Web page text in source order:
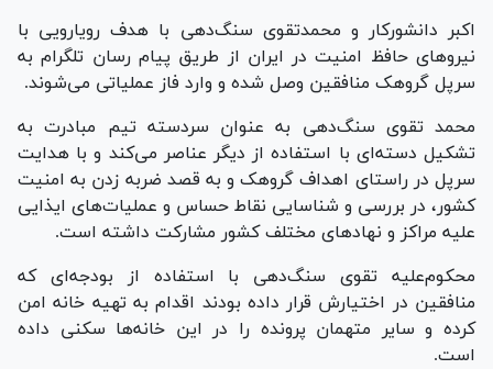
اکبر دانشورکار و محمدتقوی سنگ‌دهی با هدف رویارویی با
نیرو‌های حافظ امنیت در ایران از طریق پیام رسان تلگرام به
سرپل گروهک منافقین وصل شده و وارد فاز عملیاتی می‌شوند.
محمد تقوی سنگ‌دهی به عنوان سردسته تیم مبادرت به
تشکیل دسته‌ای با استفاده از دیگر عناصر می‌کند و با هدایت
سرپل در راستای اهداف گروهک و به قصد ضربه زدن به امنیت
کشور، در بررسی و شناسایی نقاط حساس و عملیات‌های ایذایی
علیه مراکز و نهاد‌های مختلف کشور مشارکت داشته است.
محکوم‌علیه تقوی سنگ‌دهی با استفاده از بودجه‌ای که
منافقین در اختیارش قرار داده بودند اقدام به تهیه خانه امن
کرده و سایر متهمان پرونده را در این خانه‌ها سکنی داده
است.